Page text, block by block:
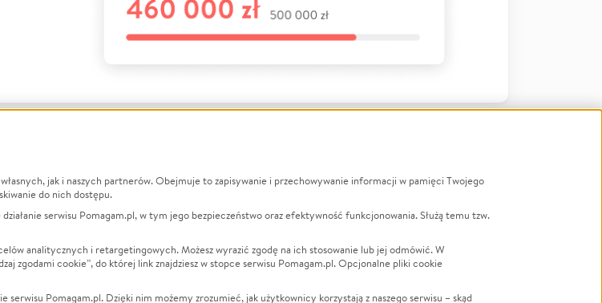
O nas
Opinie
Raporty
Za darmo
Zbieraj na
Leczenie
Zwierzęta
Pożar
LGBTQ+
Powódź
Wichura
jak i naszych partnerów. Obejmuje to zapisywanie i przechowywanie informacji w pamięci Twojego
do nich dostępu.
serwisu Pomagam.pl, w tym jego bezpieczeństwo oraz efektywność funkcjonowania. Służą temu tzw.
analitycznych i retargetingowych. Możesz wyrazić zgodę na ich stosowanie lub jej odmówić. W
zgodami cookie”, do której link znajdziesz w stopce serwisu Pomagam.pl. Opcjonalne pliki cookie
Pomagam.pl. Dzięki nim możemy zrozumieć, jak użytkownicy korzystają z naszego serwisu – skąd